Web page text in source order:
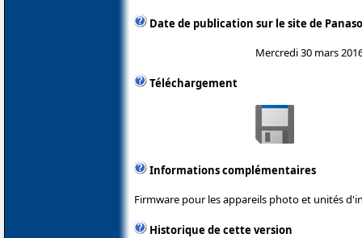
Date de publication sur le site de
Mercredi 30 mars
Téléchargement
Informations complémentaires
Firmware pour les appareils photo et unités
Historique de cette version